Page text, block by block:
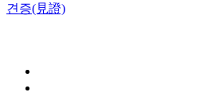
견증(見證)